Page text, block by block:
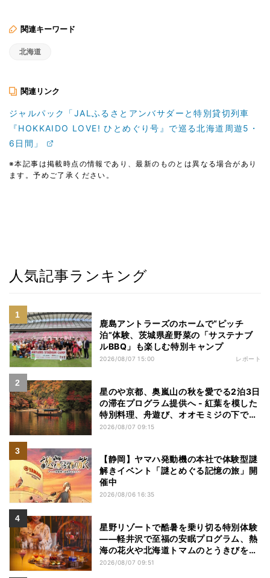
関連キーワード
北海道
関連リンク
ジャルパック「JALふるさとアンバサダーと特別貸切列車
『HOKKAIDO LOVE! ひとめぐり号』で巡る北海道周遊5・
6日間」
※本記事は掲載時点の情報であり、最新のものとは異なる場合があり
ます。予めご了承ください。
人気記事ランキング
鹿島アントラーズのホームで“ピッチ
泊”体験、茨城県産野菜の「サステナブ
ルBBQ」も楽しむ特別キャンプ
2026/08/07 15:00 レポート
星のや京都、奥嵐山の秋を愛でる2泊3日
の滞在プログラム提供へ - 紅葉を模した
特別料理、舟遊び、オオモミジの下でお
こなう深呼吸など
2026/08/07 09:15
【静岡】ヤマハ発動機の本社で体験型謎
解きイベント「謎とめぐる記憶の旅」開
催中
2026/08/06 16:35
星野リゾートで酷暑を乗り切る特別体験
——軽井沢で至福の安眠プログラム、熱
海の花火や北海道トマムのとうきびを主
役にしたアフタヌーンティー
2026/08/07 09:51